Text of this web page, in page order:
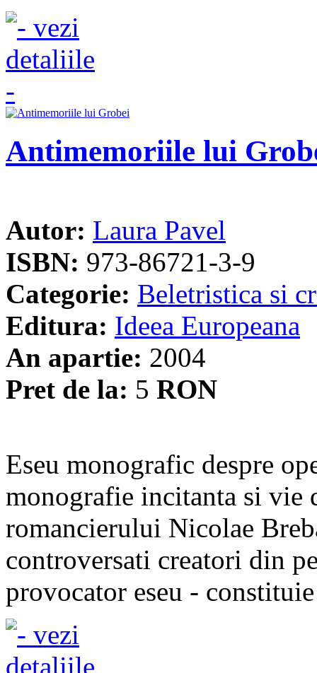
Antimemoriile lui
Autor: Laura Pavel
ISBN: 973-86721-3-9
Categorie: Beletristica si
Editura: Ideea Europeana
An apartie: 2004
Pret de la: 5 RON
Eseu monografic despre
monografie incitanta si vie
romancierului Nicolae
controversati creatori din
provocator eseu -